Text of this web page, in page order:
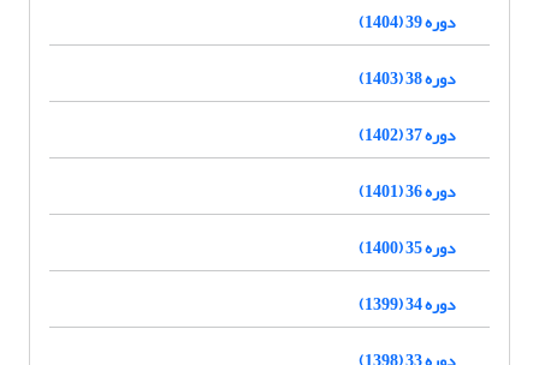
دوره 39 (1404)
دوره 38 (1403)
دوره 37 (1402)
دوره 36 (1401)
دوره 35 (1400)
دوره 34 (1399)